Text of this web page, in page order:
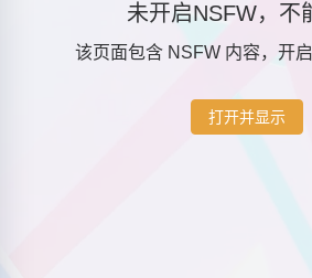
未开启NSFW，不
该页面包含 NSFW 内容，开启
打开并显示